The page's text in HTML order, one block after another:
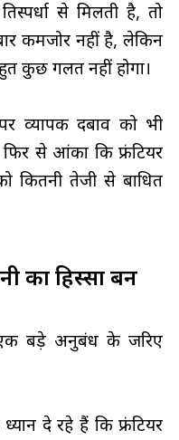
से मिलती है, तो
कमजोर नहीं है, लेकिन
कुछ गलत नहीं होगा।
व्यापक दबाव को भी
फिर से आंका कि फ्रंटियर
कितनी तेजी से बाधित
का हिस्सा बन
बड़े अनुबंध के जरिए
दे रहे हैं कि फ्रंटियर